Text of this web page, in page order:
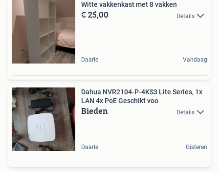
Witte vakkenkast met 8 vakken
€ 25,00 Details
Daarle Vandaag
Dahua NVR2104-P-4KS3 Lite Series, 1x
LAN 4x PoE Geschikt voo
Bieden Details
Daarle Gisteren